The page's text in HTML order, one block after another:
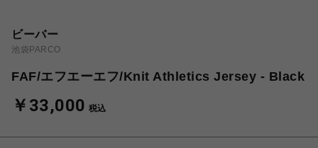
ビーバー
池袋PARCO
FAF/エフエーエフ/Knit Athletics Jersey - Black
￥33,000 税込